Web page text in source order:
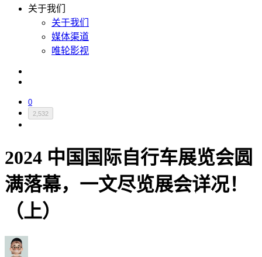
关于我们
关于我们
媒体渠道
唯轮影视
0
2,532
2024 中国国际自行车展览会圆
满落幕，一文尽览展会详况！
（上）